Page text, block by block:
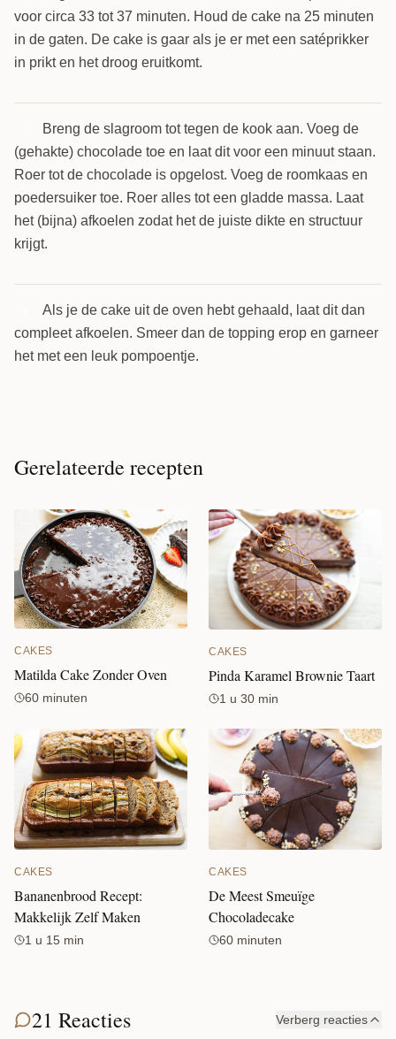
voor circa 33 tot 37 minuten. Houd de cake na 25 minuten
in de gaten. De cake is gaar als je er met een satéprikker
in prikt en het droog eruitkomt.
Breng de slagroom tot tegen de kook aan. Voeg de
(gehakte) chocolade toe en laat dit voor een minuut staan.
Roer tot de chocolade is opgelost. Voeg de roomkaas en
poedersuiker toe. Roer alles tot een gladde massa. Laat
het (bijna) afkoelen zodat het de juiste dikte en structuur
krijgt.
Als je de cake uit de oven hebt gehaald, laat dit dan
compleet afkoelen. Smeer dan de topping erop en garneer
het met een leuk pompoentje.
Gerelateerde recepten
CAKES
Matilda Cake Zonder Oven
60 minuten
CAKES
Pinda Karamel Brownie Taart
1 u 30 min
CAKES
Bananenbrood Recept:
Makkelijk Zelf Maken
1 u 15 min
CAKES
De Meest Smeuïge
Chocoladecake
60 minuten
21 Reacties Verberg reacties